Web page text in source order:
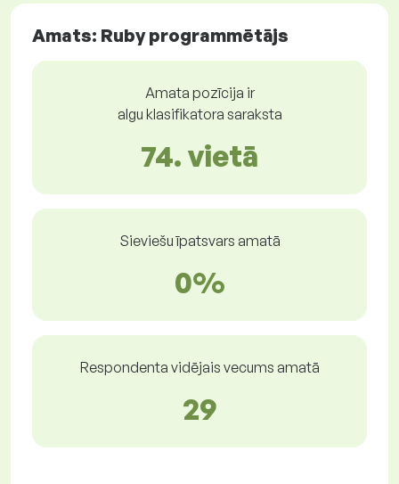
Amats: Ruby programmētājs
Amata pozīcija ir
algu klasifikatora saraksta
74. vietā
Sieviešu īpatsvars amatā
0%
Respondenta vidējais vecums amatā
29